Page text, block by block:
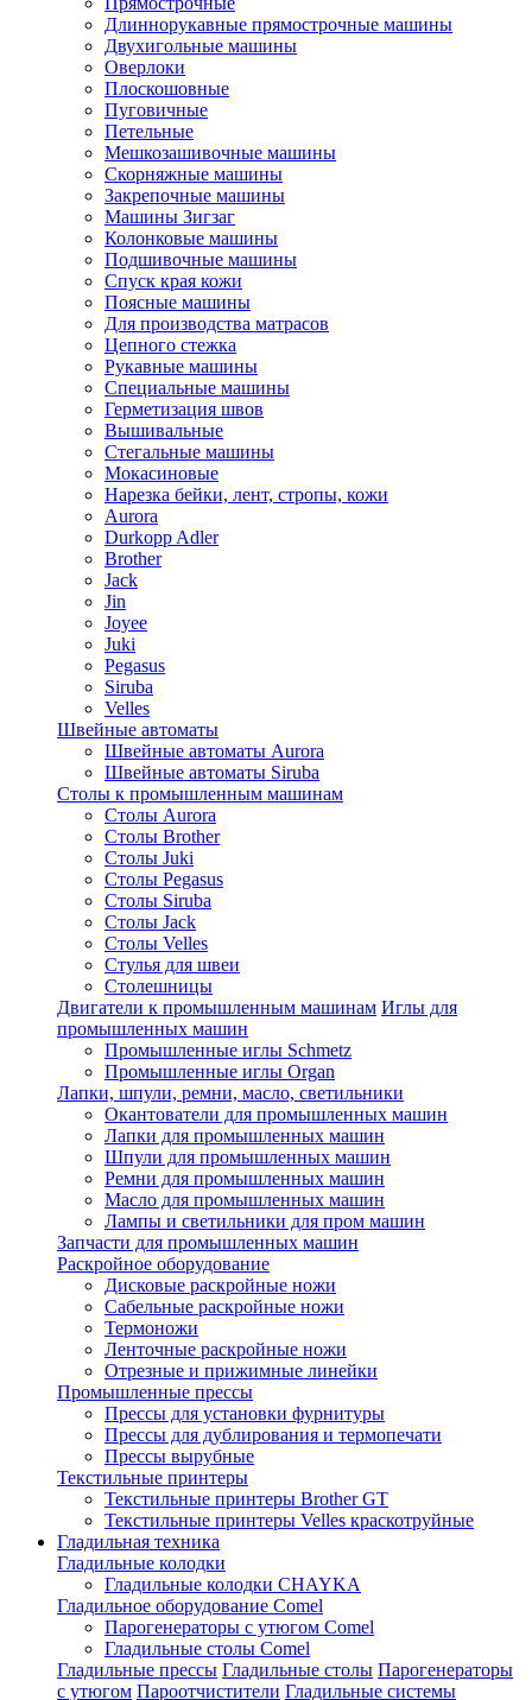
Длиннорукавные прямострочные машины
Двухигольные машины
Оверлоки
Плоскошовные
Пуговичные
Петельные
Мешкозашивочные машины
Скорняжные машины
Закрепочные машины
Машины Зигзаг
Колонковые машины
Подшивочные машины
Спуск края кожи
Поясные машины
Для производства матрасов
Цепного стежка
Рукавные машины
Специальные машины
Герметизация швов
Вышивальные
Стегальные машины
Мокасиновые
Нарезка бейки, лент, стропы, кожи
Aurora
Durkopp Adler
Brother
Jack
Jin
Joyee
Juki
Pegasus
Siruba
Velles
Швейные автоматы
Швейные автоматы Aurora
Швейные автоматы Siruba
Столы к промышленным машинам
Столы Aurora
Столы Brother
Столы Juki
Столы Pegasus
Столы Siruba
Столы Jack
Столы Velles
Стулья для швеи
Столешницы
Двигатели к промышленным машинам Иглы для
промышленных машин
Промышленные иглы Schmetz
Промышленные иглы Organ
Лапки, шпули, ремни, масло, светильники
Окантователи для промышленных машин
Лапки для промышленных машин
Шпули для промышленных машин
Ремни для промышленных машин
Масло для промышленных машин
Лампы и светильники для пром машин
Запчасти для промышленных машин
Раскройное оборудование
Дисковые раскройные ножи
Сабельные раскройные ножи
Термоножи
Ленточные раскройные ножи
Отрезные и прижимные линейки
Промышленные прессы
Прессы для установки фурнитуры
Прессы для дублирования и термопечати
Прессы вырубные
Текстильные принтеры
Текстильные принтеры Brother GT
Текстильные принтеры Velles краскотруйные
Гладильная техника
Гладильные колодки
Гладильные колодки CHAYKA
Гладильное оборудование Comel
Парогенераторы с утюгом Comel
Гладильные столы Comel
Гладильные прессы Гладильные столы Парогенераторы
с утюгом Пароотчистители Гладильные системы